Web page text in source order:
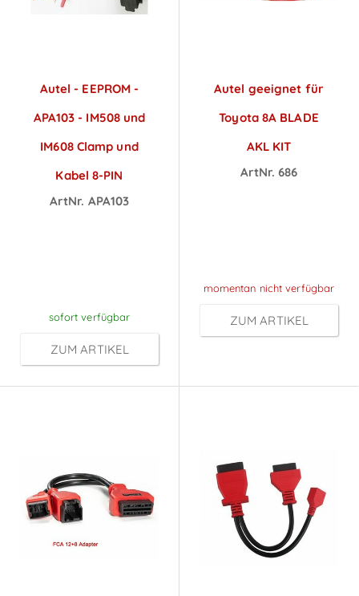
Autel - EEPROM -
APA103 - IM508 und
IM608 Clamp und
Kabel 8-PIN
ArtNr. APA103
sofort verfügbar
ZUM ARTIKEL
Autel geeignet für
Toyota 8A BLADE
AKL KIT
ArtNr. 686
momentan nicht verfügbar
ZUM ARTIKEL